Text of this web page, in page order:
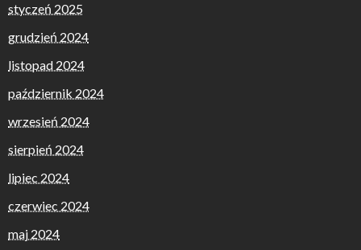
styczeń 2025
grudzień 2024
listopad 2024
październik 2024
wrzesień 2024
sierpień 2024
lipiec 2024
czerwiec 2024
maj 2024